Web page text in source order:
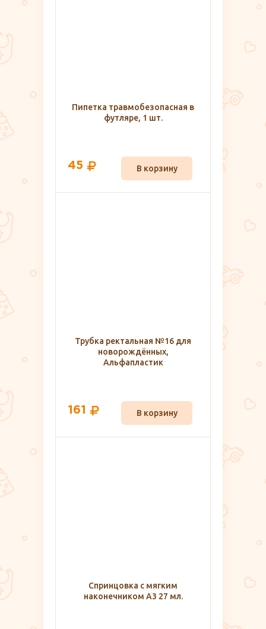
Пипетка травмобезопасная в
футляре, 1 шт.
45 В корзину
Трубка ректальная №16 для
новорождённых,
Альфапластик
161 В корзину
Спринцовка с мягким
наконечником А3 27 мл.